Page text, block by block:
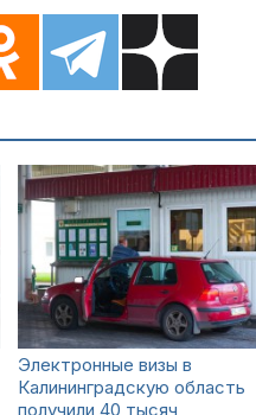
Электронные визы в
Калининградскую область
получили 40 тысяч